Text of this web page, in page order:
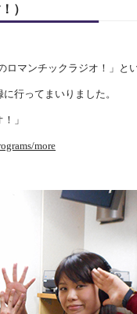
）
ロマンチックラジオ！」と
行ってまいりました。
」
more